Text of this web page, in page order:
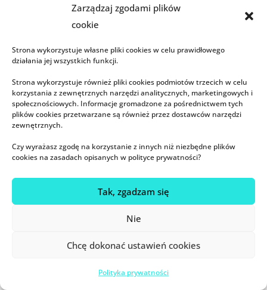
Zarządzaj zgodami plików
cookie
Strona wykorzystuje własne pliki cookies w celu prawidłowego
działania jej wszystkich funkcji.
Strona wykorzystuje również pliki cookies podmiotów trzecich w celu
korzystania z zewnętrznych narzędzi analitycznych, marketingowych i
społecznościowych. Informacje gromadzone za pośrednictwem tych
plików cookies przetwarzane są również przez dostawców narzędzi
zewnętrznych.
Czy wyrażasz zgodę na korzystanie z innych niż niezbędne plików
cookies na zasadach opisanych w polityce prywatności?
Tak, zgadzam się
Nie
Chcę dokonać ustawień cookies
Polityka prywatności
skończeniu 3m-ca zaczął budzić się co 1-
2h 🙁 przed 5m-cem wyszedł pierwszy
ząbek, więc to z tym wiążę te wszystkie
pobudki, bo na kilka tygodni syn się
uspokoił i zaczął spać 2-3h niestety do
kolejnego zęba;( Teraz ma prawie
8miesięcy i idą górne jedynki i pobudki
Które 1 czy 10? 🙂 Syn też niesmoczkowy i
spać lepiej zanim wyjdą mu wszystkie
mleczki ?
U nas od samego początku mała